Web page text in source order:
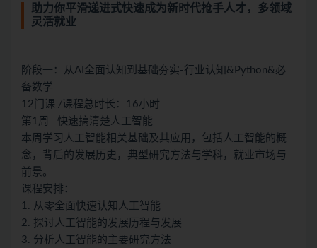
助力你平滑递进式快速成为新时代抢手人才，多领域
灵活就业
阶段一：从AI全面认知到基础夯实-行业认知&Python&必
备数学
12门课 /课程总时长：16小时
第1周 快速搞清楚人工智能
本周学习人工智能相关基础及其应用，包括人工智能的概
念，背后的发展历史，典型研究方法与学科，就业市场与
前景。
课程安排：
1. 从零全面快速认知人工智能
2. 探讨人工智能的发展历程与发展
3. 分析人工智能的主要研究方法